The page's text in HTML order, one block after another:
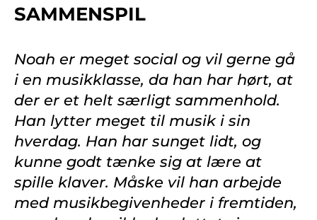
SAMMENSPIL
Noah er meget social og vil gerne gå
i en musikklasse, da han har hørt, at
der er et helt sær­ligt sammenhold.
Han lytter meget til musik i sin
hverdag. Han har sunget lidt, og
kunne godt tænke sig at lære at
spille klaver. Måske vil han arbejde
med musikbegivenheder i fremtiden,